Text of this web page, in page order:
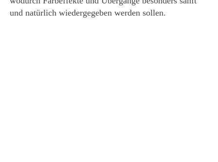
und natürlich wiedergegeben werden sollen.